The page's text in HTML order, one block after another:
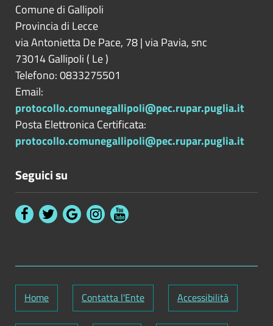
Comune di Gallipoli
Provincia di Lecce
via Antonietta De Pace, 78 | via Pavia, snc
73014Gallipoli ( Le)
Telefono: 0833275501
Email:
protocollo.comunegallipoli@pec.rupar.puglia.it
Posta Elettronica Certificata:
protocollo.comunegallipoli@pec.rupar.puglia.it
Seguici su
Home Contatta l'Ente Accessibilità